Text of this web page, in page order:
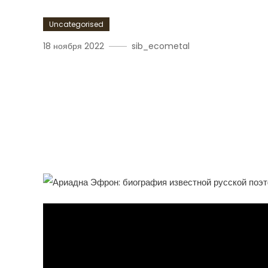
Uncategorised
18 ноября 2022 sib_ecometal